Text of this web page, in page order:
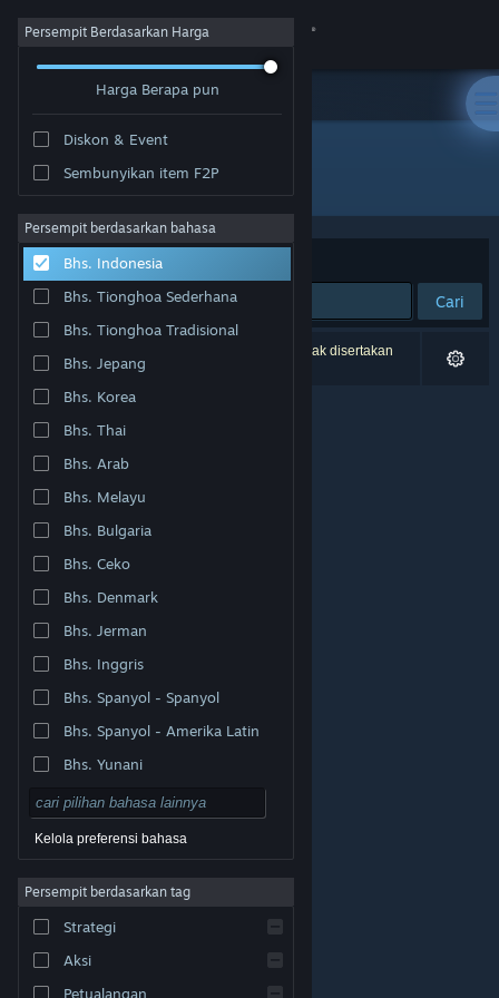
Login
Tentang
Bantuan
Ubah bahasa
Dapatkan Aplikasi Seluler Steam
Lihat situs web desktop
Undang. Semua merek dagang merupakan hak pemilik
Legal| Aksesibilitas
Pengembalian Dana
Persempit Berdasarkan Harga
Harga Berapa pun
Diskon & Event
Sembunyikan item F2P
Persempit berdasarkan bahasa
Bhs. Indonesia
Bhs. Tionghoa Sederhana
Bhs. Tionghoa Tradisional
Bhs. Jepang
Bhs. Korea
Bhs. Thai
Bhs. Arab
Bhs. Melayu
Bhs. Bulgaria
Bhs. Ceko
Bhs. Denmark
Bhs. Jerman
Bhs. Inggris
Bhs. Spanyol - Spanyol
Bhs. Spanyol - Amerika Latin
Bhs. Yunani
Kelola preferensi bahasa
Persempit berdasarkan tag
Strategi
Aksi
Petualangan
Pengembang: Yah Man Games
Berdasarkan Relevansi
Cari
0 hasil cocok dengan pencarianmu. 1 produk tidak disertakan
berdasarkan preferensimu.